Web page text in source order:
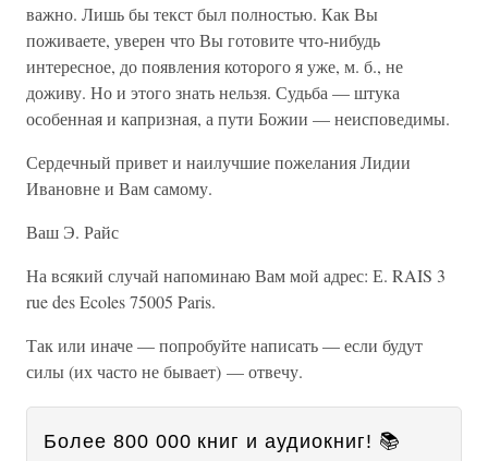
важно. Лишь бы текст был полностью. Как Вы
поживаете, уверен что Вы готовите что-нибудь
интересное, до появления которого я уже, м. б., не
доживу. Но и этого знать нельзя. Судьба — штука
особенная и капризная, а пути Божии — неисповедимы.
Сердечный привет и наилучшие пожелания Лидии
Ивановне и Вам самому.
Ваш Э. Райс
На всякий случай напоминаю Вам мой адрес: Е. RAIS 3
rue des Ecoles 75005 Paris.
Так или иначе — попробуйте написать — если будут
силы (их часто не бывает) — отвечу.
Более 800 000 книг и аудиокниг! 📚